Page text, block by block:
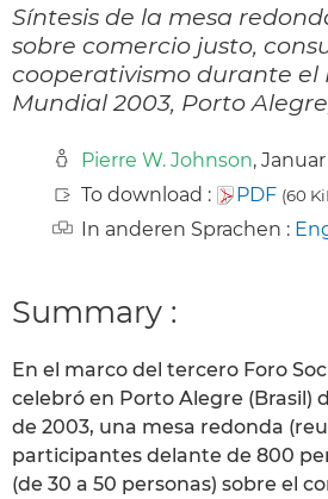
Síntesis de la mesa
sobre comercio justo,
cooperativismo durante el
Mundial 2003, Porto
Pierre W. Johnson,
To download :
PDF (60
In anderen Sprachen :
Summary :
En el marco del tercero Foro
celebró en Porto Alegre (Brasil)
de 2003, una mesa redonda
participantes delante de 800
(de 30 a 50 personas) sobre el